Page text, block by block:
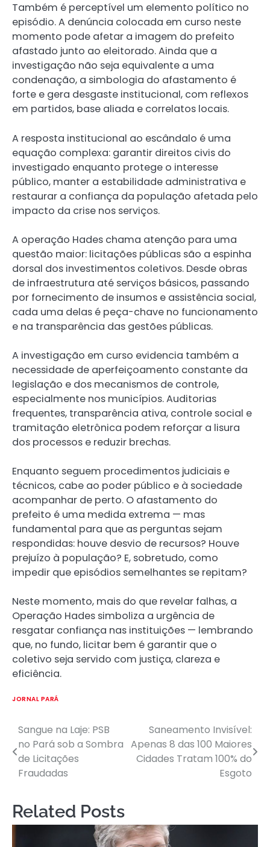
Também é perceptível um elemento político no
episódio. A denúncia colocada em curso neste
momento pode afetar a imagem do prefeito
afastado junto ao eleitorado. Ainda que a
investigação não seja equivalente a uma
condenação, a simbologia do afastamento é
forte e gera desgaste institucional, com reflexos
em partidos, base aliada e correlatos locais.
A resposta institucional ao escândalo é uma
equação complexa: garantir direitos civis do
investigado enquanto protege o interesse
público, manter a estabilidade administrativa e
restaurar a confiança da população afetada pelo
impacto da crise nos serviços.
A operação Hades chama atenção para uma
questão maior: licitações públicas são a espinha
dorsal dos investimentos coletivos. Desde obras
de infraestrutura até serviços básicos, passando
por fornecimento de insumos e assistência social,
cada uma delas é peça-chave no funcionamento
e na transparência das gestões públicas.
A investigação em curso evidencia também a
necessidade de aperfeiçoamento constante da
legislação e dos mecanismos de controle,
especialmente nos municípios. Auditorias
frequentes, transparência ativa, controle social e
tramitação eletrônica podem reforçar a lisura
dos processos e reduzir brechas.
Enquanto seguem procedimentos judiciais e
técnicos, cabe ao poder público e à sociedade
acompanhar de perto. O afastamento do
prefeito é uma medida extrema — mas
fundamental para que as perguntas sejam
respondidas: houve desvio de recursos? Houve
prejuízo à população? E, sobretudo, como
impedir que episódios semelhantes se repitam?
Neste momento, mais do que revelar falhas, a
Operação Hades simboliza a urgência de
resgatar confiança nas instituições — lembrando
que, no fundo, licitar bem é garantir que o
coletivo seja servido com justiça, clareza e
eficiência.
JORNAL PARÁ
Post
navigation
Sangue na Laje: PSB
no Pará sob a Sombra
de Licitações
Fraudadas
Saneamento Invisível:
Apenas 8 das 100 Maiores
Cidades Tratam 100% do
Esgoto
Related Posts